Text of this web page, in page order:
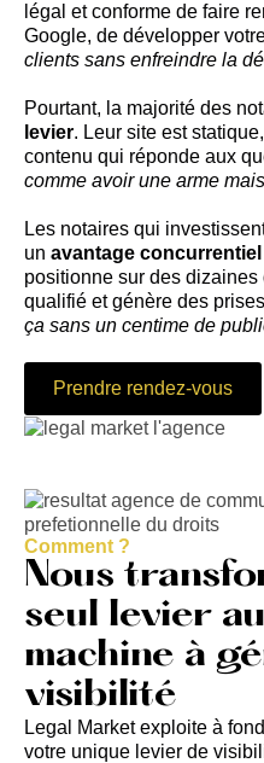
légal et conforme de faire
Google, de développer
clients sans enfreindre la
Pourtant, la majorité des
levier. Leur site est
contenu qui réponde aux
comme avoir une arme
Les notaires qui
un avantage
positionne sur des
qualifié et génère des
ça sans un centime de
Prendre rendez-vous
Comment ?
Nous
seul levier
machine à
visibilité
Legal Market exploite à fond
votre unique levier de